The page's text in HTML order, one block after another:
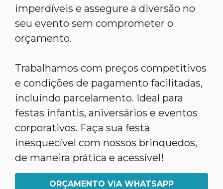
imperdíveis e assegure a diversão no
seu evento sem comprometer o
orçamento.
Trabalhamos com preços competitivos
e condições de pagamento facilitadas,
incluindo parcelamento. Ideal para
festas infantis, aniversários e eventos
corporativos. Faça sua festa
inesquecível com nossos brinquedos,
de maneira prática e acessível!
ORÇAMENTO VIA WHATSAPP